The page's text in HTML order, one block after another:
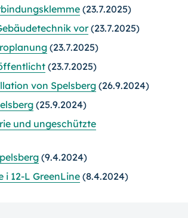
(23.7.2025)
vor(23.7.2025)
(23.7.2025)
(23.7.2025)
von Spelsberg (26.9.2024)
(25.9.2024)
und ungeschützte
(9.4.2024)
i 12-L GreenLine (8.4.2024)